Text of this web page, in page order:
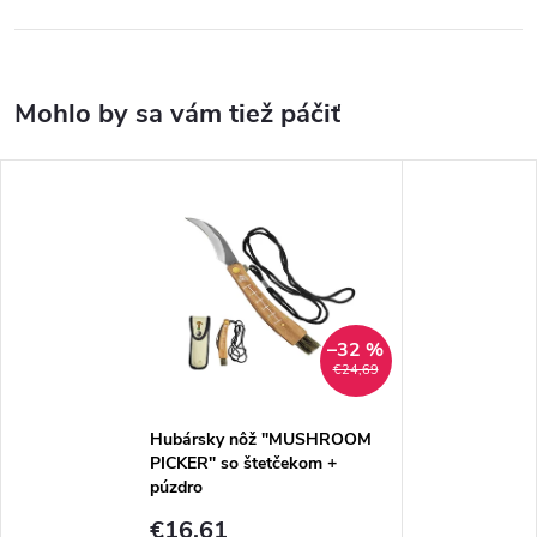
€24,69
–32 %
Hubársky nôž "MUSHROOM
PICKER" so štetčekom +
púzdro
€16,61